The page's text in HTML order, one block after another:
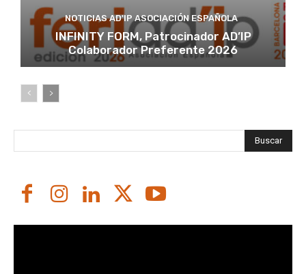
NOTICIAS AD'IP ASOCIACIÓN ESPAÑOLA
INFINITY FORM, Patrocinador AD’IP
Colaborador Preferente 2026
Buscar